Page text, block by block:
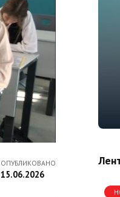
ОПУБЛИКОВАНО
15.06.2026